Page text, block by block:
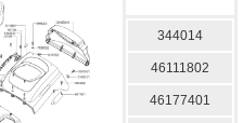
344014
46111802
46177401